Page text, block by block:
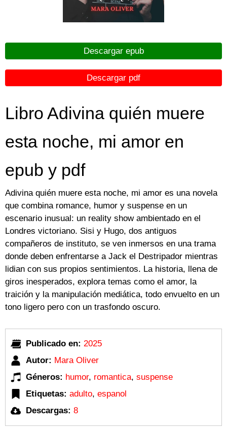
Descargar epub
Descargar pdf
Libro Adivina quién muere
esta noche, mi amor en
epub y pdf
Adivina quién muere esta noche, mi amor es una novela
que combina romance, humor y suspense en un
escenario inusual: un reality show ambientado en el
Londres victoriano. Sisi y Hugo, dos antiguos
compañeros de instituto, se ven inmersos en una trama
donde deben enfrentarse a Jack el Destripador mientras
lidian con sus propios sentimientos. La historia, llena de
giros inesperados, explora temas como el amor, la
traición y la manipulación mediática, todo envuelto en un
tono ligero pero con un trasfondo oscuro.
Publicado en: 2025
Autor: Mara Oliver
Géneros: humor, romantica, suspense
Etiquetas: adulto, espanol
Descargas: 8